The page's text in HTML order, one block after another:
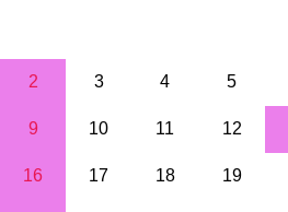
2 3 4 5
9 10 11 12
16 17 18 19